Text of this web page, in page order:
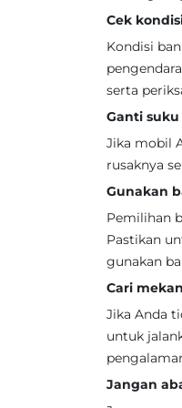
Cek
Kondisi
serta
Ganti
Jika mobil
rusaknya
Gunakan
Pemilihan
Pastikan
gunakan
Cari
Jika Anda
untuk
Jangan